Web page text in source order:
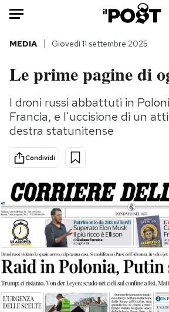
Auto
HOME
Italia
Mondo
Politica
Tecnologia
Internet
Scienza
Cultura
Economia
Sport
Moda
Libri
PODCAST
MEDIA Giovedì 11 settembre 2025
Le prime pagine di
I droni russi abbattuti in
Francia, e l'uccisione di un
destra statunitense
Condividi